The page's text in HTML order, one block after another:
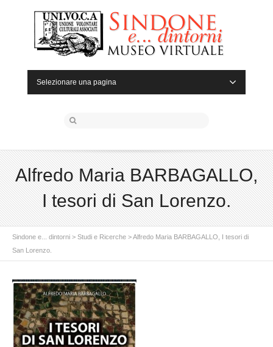
Selezionare una pagina
Alfredo Maria BARBAGALLO,
I tesori di San Lorenzo.
Sindone e... dintorni > Studi e Ricerche >Alfredo Maria BARBAGALLO, I tesori di
San Lorenzo.